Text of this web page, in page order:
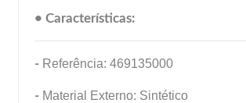
• Características:
- Referência: 469135000
- Material Externo: Sintético